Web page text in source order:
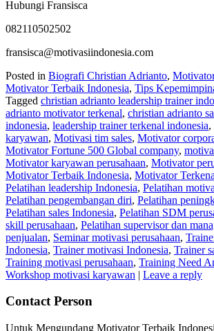
Hubungi Fransisca
082110502502
fransisca@motivasiindonesia.com
Posted in Biografi Christian Adrianto,
Motivator Terbaik Indonesia, Tips
Tagged christian adrianto leadership trainer
adrianto motivator terkenal, christian adrianto
indonesia, leadership trainer terkenal indonesia,
karyawan, Motivasi tim sales, Motivator
Motivator Fortune 500 Global company,
Motivator karyawan perusahaan, Motivator
Motivator Terbaik Indonesia, Motivator
Pelatihan leadership Indonesia, Pelatihan
Pelatihan pengembangan diri, Pelatihan
Pelatihan sales Indonesia, Pelatihan SDM
skill perusahaan, Pelatihan supervisor dan
penjualan, Seminar motivasi perusahaan,
Indonesia, Trainer motivasi Indonesia, Trainer
Training motivasi perusahaan, Training Need
Workshop motivasi karyawan | Leave a reply
Contact Person
Untuk Mengundang Motivator Terbaik